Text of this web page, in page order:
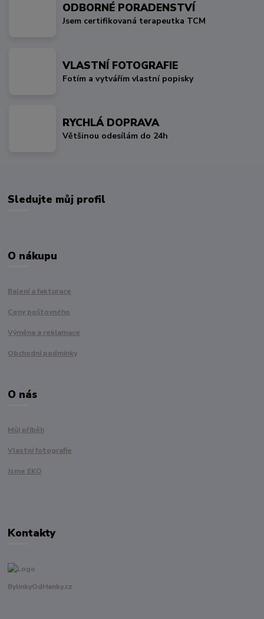
ODBORNÉ PORADENSTVÍ
Jsem certifikovaná terapeutka TCM
VLASTNÍ FOTOGRAFIE
Fotím a vytvářím vlastní popisky
RYCHLÁ DOPRAVA
Většinou odesílám do 24h
Sledujte můj profil
O nákupu
Balení a fakturace
Ceny poštovného
Výměna a reklamace
Obchodní podmínky
O nás
Můj příběh
Vlastní fotografie
Jsme EKO
Kontakty
BylinkyOdHanky.cz